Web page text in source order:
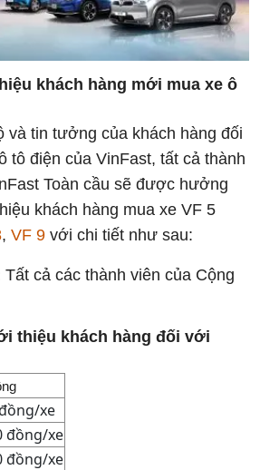
khách hàng mới mua xe ô
và tin tưởng của khách hàng đối
tô điện của VinFast, tất cả thành
Toàn cầu sẽ được hưởng
khách hàng mua xe VF 5
, VF 9 với chi tiết như sau:
Tất cả các thành viên của Cộng
thiệu khách hàng đối với
xe
đồng/xe
đồng/xe